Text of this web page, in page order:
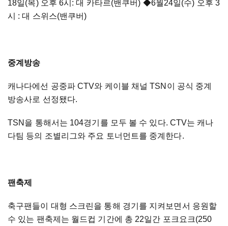
18일(목) 오후 6시: 대 카타르(밴쿠버) ◆6월24일(수) 오후 3
시 : 대 스위스(밴쿠버)
중계방송
캐나다에선 공중파 CTV와 케이블 채널 TSN이 공식 중계
방송사로 선정됐다.
TSN을 통해서는 104경기를 모두 볼 수 있다. CTV는 캐나
다팀 등의 조별리그와 주요 토너먼트를 중계한다.
팬축제
축구팬들이 대형 스크린을 통해 경기를 지켜보면서 응원할
수 있는 팬축제는 월드컵 기간에 총 22일간 포크요크(250